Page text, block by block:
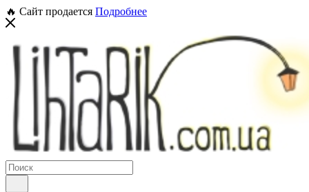
🔥 Сайт продается Подробнее